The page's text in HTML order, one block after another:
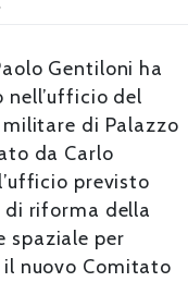
Gentiloni ha
del
di Palazzo
da Carlo
previsto
di riforma della
spaziale per
nuovo Comitato